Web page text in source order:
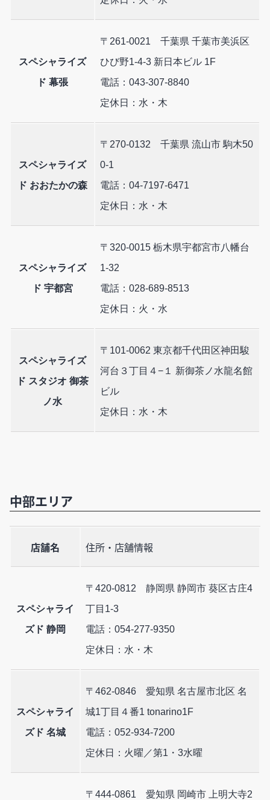
スペシャライズ
ド 幕張
〒261-0021 千葉県 千葉市美浜区
ひび野1-4-3 新日本ビル 1F
電話：043-307-8840
定休日：水・木
スペシャライズ
ド おおたかの森
〒270-0132 千葉県 流山市 駒木50
0-1
電話：04-7197-6471
定休日：水・木
スペシャライズ
ド 宇都宮
〒320-0015 栃木県宇都宮市八幡台
1-32
電話：028-689-8513
定休日：火・水
スペシャライズ
ド スタジオ 御茶
ノ水
〒101-0062 東京都千代田区神田駿
河台３丁目４−１ 新御茶ノ水龍名館
ビル
定休日：水・木
中部エリア
店舗名 住所・店舗情報
スペシャライ
ズド 静岡
〒420-0812 静岡県 静岡市 葵区古庄4
丁目1-3
電話：054-277-9350
定休日：水・木
スペシャライ
ズド 名城
〒462-0846 愛知県 名古屋市北区 名
城1丁目４番1 tonarino1F
電話：052-934-7200
定休日：火曜／第1・3水曜
〒444-0861 愛知県 岡崎市 上明大寺2